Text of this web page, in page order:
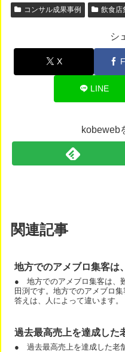
コンサル成果事例 飲食店
シ
X
LINE
kobeweb
関連記事
地方でのアメブロ集客は
● 地方でのアメブロ集客は、
田渕です。地方でのアメブロ
答えは、人によって違います
過去最高売上を達成した
● 過去最高売上を達成した老